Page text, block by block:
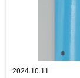
2024.10.11